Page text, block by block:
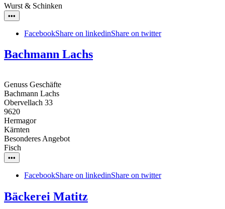
Wurst & Schinken
•••
FacebookShare on linkedinShare on twitter
Bachmann Lachs
Genuss Geschäfte
Bachmann Lachs
Obervellach 33
9620
Hermagor
Kärnten
Besonderes Angebot
Fisch
•••
FacebookShare on linkedinShare on twitter
Bäckerei Matitz